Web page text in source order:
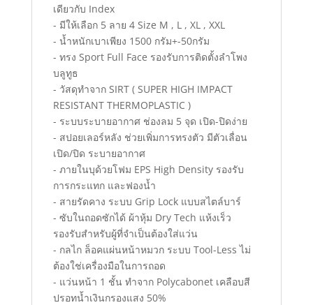
เดียวกับ Index
- มีให้เลือก 5 ลาย 4 Size M , L , XL , XXL
- น้ำหนักเบาเพียง 1500 กรัม+-50กรัม
- ทรง Sport Full Face รองรับการติดตั้งลำโพง
บลูทูธ
- วัสดุทำจาก SIRT ( SUPER HIGH IMPACT
RESISTANT THERMOPLASTIC )
- ระบบระบายอากาศ ช่องลม 5 จุด เปิด-ปิดง่าย
- สปอยเลอร์หลัง ช่วยเพิ่มการทรงตัว มีตัวเลื่อน
เปิด/ปิด ระบายอากาศ
- ภายในบุด้วยโฟม EPS High Density รองรับ
การกระแทก และฟองน้ำ
- สายรัดคาง ระบบ Grip Lock แบบสไตล์บาร์
- ซับในถอดซักได้ ผ้าหุ้ม Dry Tech แห้งเร็ว
รองรับสำหรับผู้ที่จำเป็นต้องใส่แว่น
- กลไก ล็อคแผ่นหน้าหมวก ระบบ Tool-Less ไม่
ต้องใช่เครื่องมือในการถอด
- แว่นหน้า 1 ชั้น ทำจาก Polycabonet เคลือบสี
ปรอทน้ำเงินกรองแสง 50%